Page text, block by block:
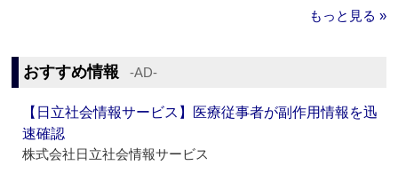
もっと見る »
おすすめ情報 ‐AD‐
【日立社会情報サービス】医療従事者が副作用情報を迅
速確認
株式会社日立社会情報サービス